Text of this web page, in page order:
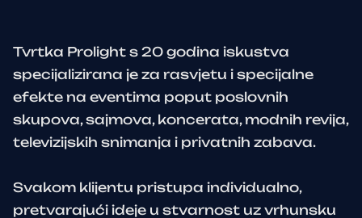
Tvrtka Prolight s 20 godina iskustva
specijalizirana je za rasvjetu i specijalne
efekte na eventima poput poslovnih
skupova, sajmova, koncerata, modnih revija,
televizijskih snimanja i privatnih zabava.
Svakom klijentu pristupa individualno,
pretvarajući ideje u stvarnost uz vrhunsku